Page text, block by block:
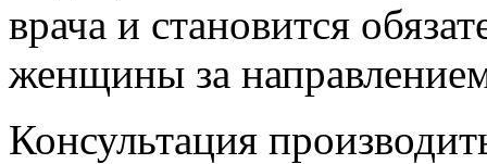
врача и становится
женщины за
Консультация